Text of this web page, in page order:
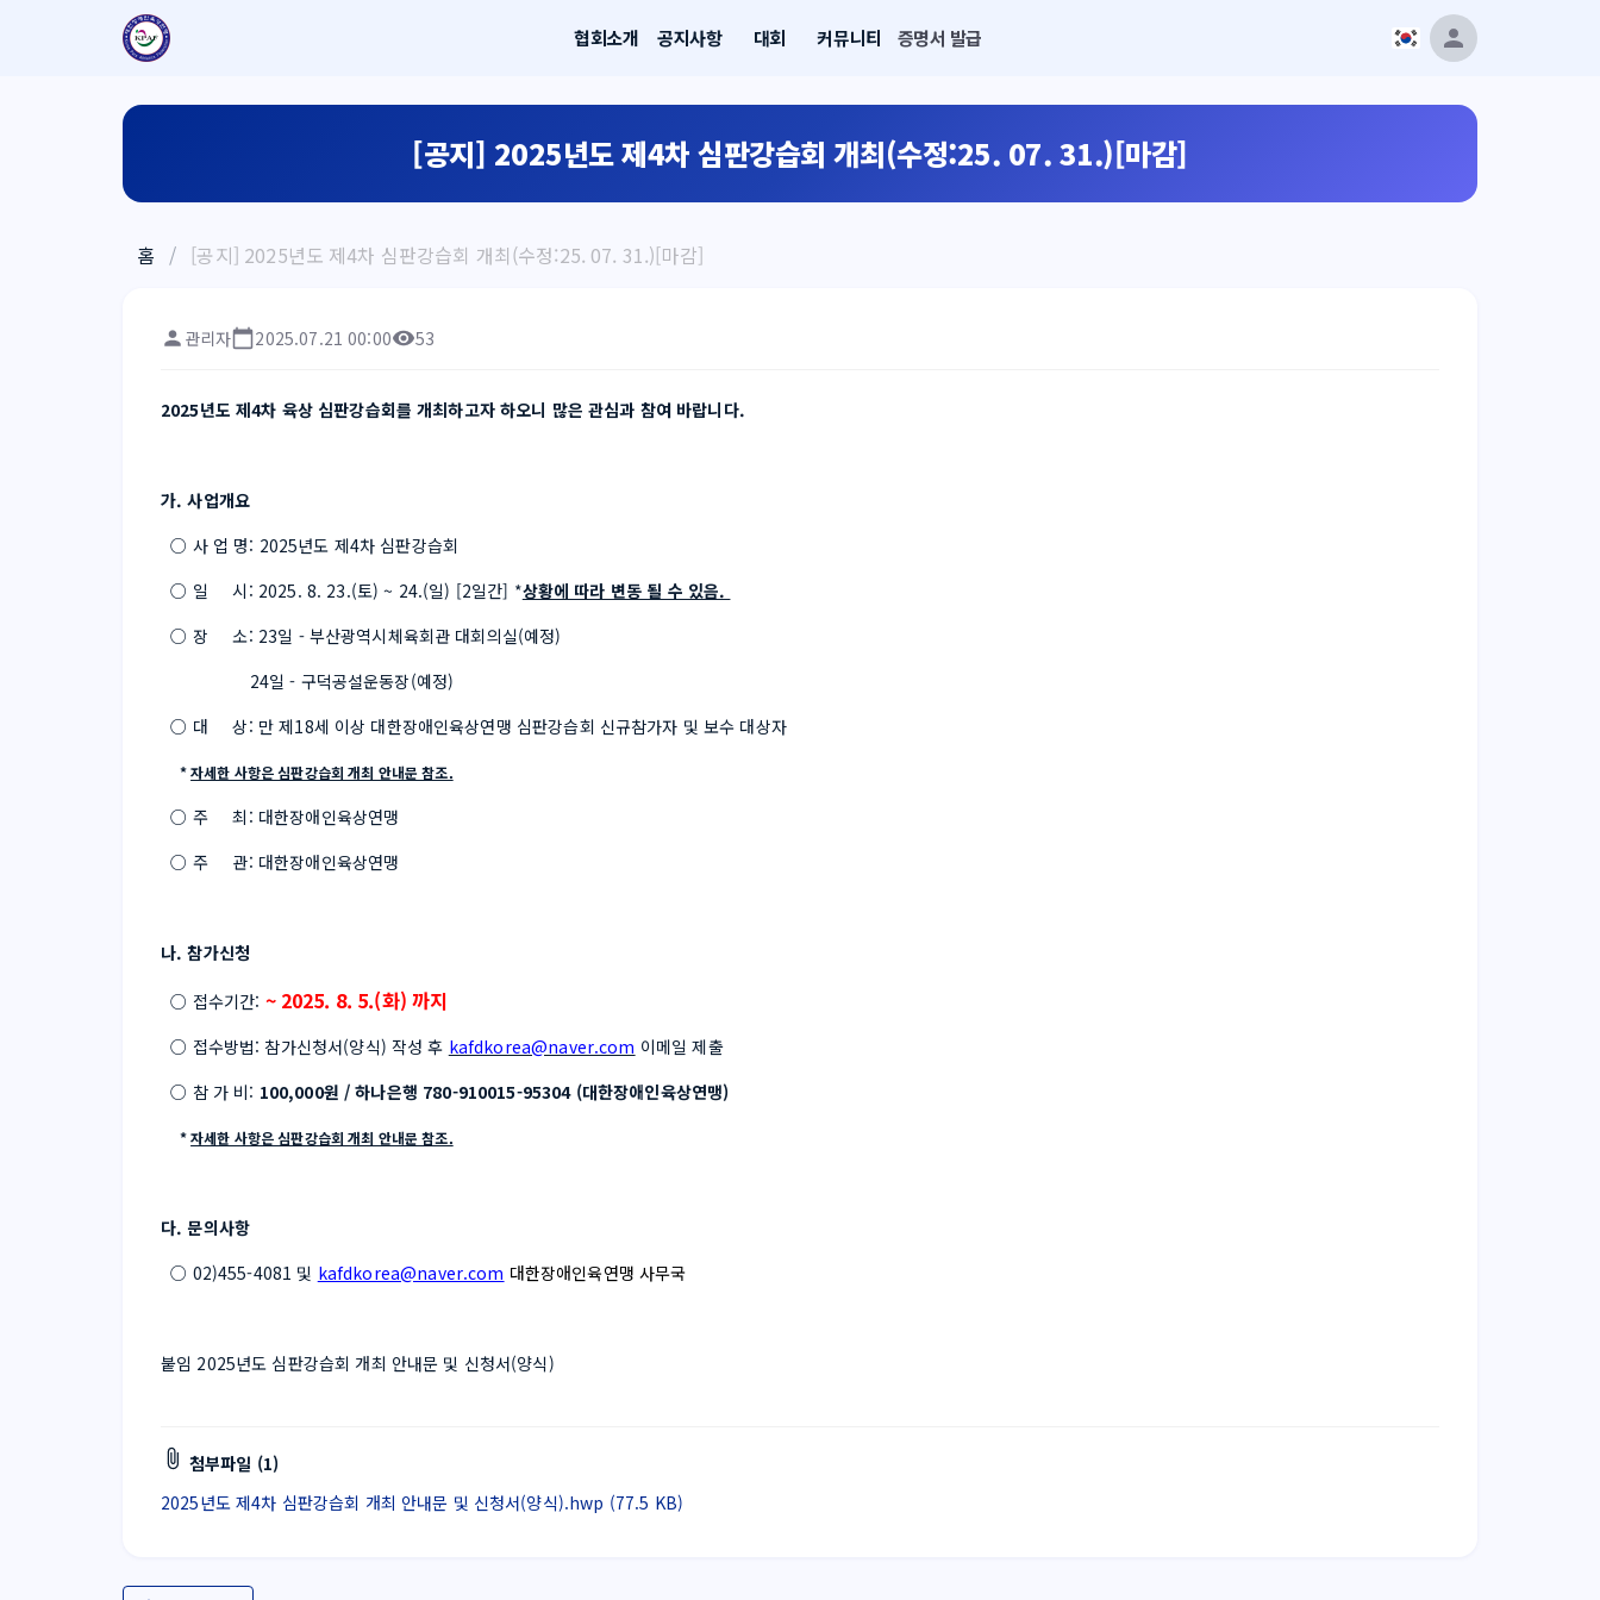
협회소개 공지사항 대회 커뮤니티 증명서 발급
[공지] 2025년도 제4차 심판강습회 개최(수정:25. 07. 31.)[마감]
홈 / [공지] 2025년도 제4차 심판강습회 개최(수정:25. 07. 31.)[마감]
관리자 2025.07.21 00:00 53
2025년도 제4차 육상 심판강습회를 개최하고자 하오니 많은 관심과 참여 바랍니다.
가. 사업개요
○ 사 업 명: 2025년도 제4차 심판강습회
○ 일     시: 2025. 8. 23.(토) ~ 24.(일) [2일간] *상황에 따라 변동 될 수 있음.
○ 장     소: 23일 - 부산광역시체육회관 대회의실(예정)
24일 - 구덕공설운동장(예정)
○ 대     상: 만 제18세 이상 대한장애인육상연맹 심판강습회 신규참가자 및 보수 대상자
* 자세한 사항은 심판강습회 개최 안내문 참조.
○ 주     최: 대한장애인육상연맹
○ 주     관: 대한장애인육상연맹
나. 참가신청
○ 접수기간: ~ 2025. 8. 5.(화) 까지
○ 접수방법: 참가신청서(양식) 작성 후 kafdkorea@naver.com 이메일 제출
○ 참 가 비: 100,000원 / 하나은행 780-910015-95304 (대한장애인육상연맹)
* 자세한 사항은 심판강습회 개최 안내문 참조.
다. 문의사항
○ 02)455-4081 및 kafdkorea@naver.com 대한장애인육연맹 사무국
붙임 2025년도 심판강습회 개최 안내문 및 신청서(양식)
첨부파일 (1)
2025년도 제4차 심판강습회 개최 안내문 및 신청서(양식).hwp (77.5 KB)